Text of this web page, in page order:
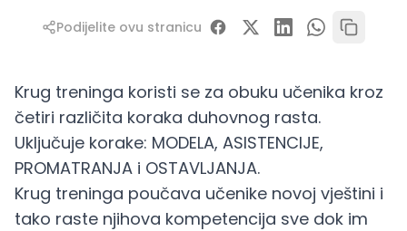
Podijelite ovu stranicu
Krug treninga koristi se za obuku učenika kroz
četiri različita koraka duhovnog rasta.
Uključuje korake: MODELA, ASISTENCIJE,
PROMATRANJA i OSTAVLJANJA.
Krug treninga poučava učenike novoj vještini i
tako raste njihova kompetencija sve dok im